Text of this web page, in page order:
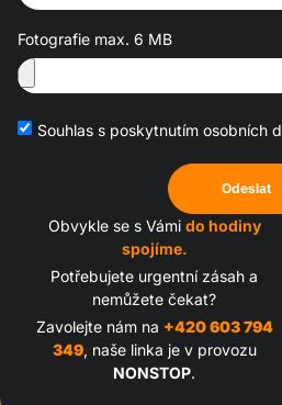
Fotografie max. 6 MB
Souhlas s poskytnutím osobních
Odeslat
Obvykle se s Vámi do hodiny
spojíme.
Potřebujete urgentní zásah a
nemůžete čekat?
Zavolejte nám na +420 603 794
349, naše linka je v provozu
NONSTOP.